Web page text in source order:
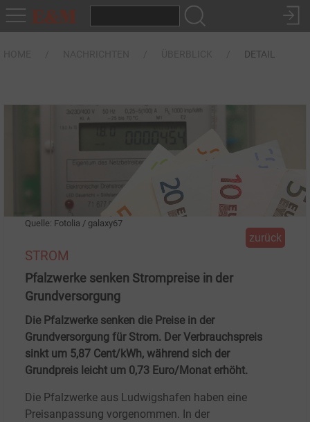
DETAIL
Quelle: Fotolia / galaxy67
zurück
STROM
Pfalzwerke senken Strompreise in der
Grundversorgung
Die Pfalzwerke senken die Preise in der
Grundversorgung für Strom. Der Verbrauchspreis
sinkt um 5,87 Cent/kWh, während sich der
Grundpreis leicht um 0,73 Euro/Monat erhöht.
Die Pfalzwerke aus Ludwigshafen haben eine
Preisanpassung vorgenommen. In der